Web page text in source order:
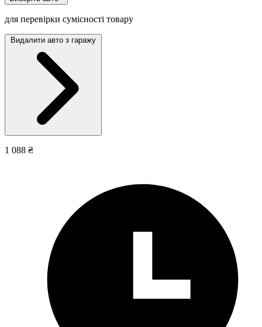
для перевірки сумісності товару
Видалити авто з гаражу
1 088 ₴